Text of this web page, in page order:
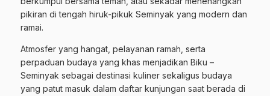
pikiran di tengah hiruk-pikuk Seminyak yang modern dan
ramai.
Atmosfer yang hangat, pelayanan ramah, serta
perpaduan budaya yang khas menjadikan Biku –
Seminyak sebagai destinasi kuliner sekaligus budaya
yang patut masuk dalam daftar kunjungan saat berada di